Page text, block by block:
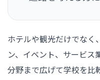
ホテルや観光だけでなく
ン、イベント、サービス
分野まで広げて学校を比